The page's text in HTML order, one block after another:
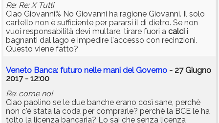
Re: Re: X Tutti
Ciao Giovanni% No Giovanni ha ragione Giovanni. Il solo
cartello non è sufficiente per pararsi il di dietro. Se non
vuoi responsabilità devi multare, tirare fuori a calci i
bagnanti dal lago e impedire l'accesso con recinzioni.
Questo viene fatto?
Veneto Banca: futuro nelle mani del Governo - 27 Giugno
2017 - 12:00
Re: come no!
Ciao paolino se le due banche erano così sane, perchè
non c'è stata la coda per comprarle? perchè la BCE le ha
tolto la licenza bancaria? Lo sai che senza licenza